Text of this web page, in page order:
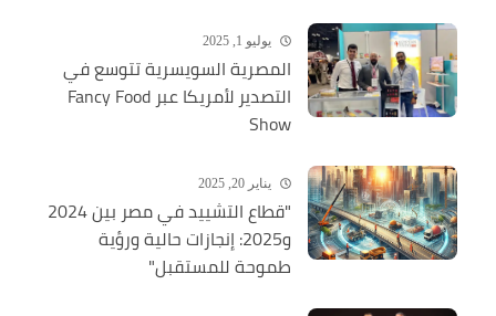
يوليو 1, 2025
المصرية السويسرية تتوسع في
التصدير لأمريكا عبر Fancy Food
Show
يناير 20, 2025
"قطاع التشييد في مصر بين 2024
و2025: إنجازات حالية ورؤية
طموحة للمستقبل"